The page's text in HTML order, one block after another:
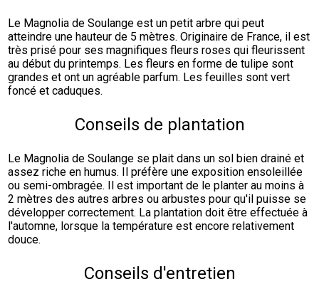
Le Magnolia de Soulange est un petit arbre qui peut
atteindre une hauteur de 5 mètres. Originaire de France, il est
très prisé pour ses magnifiques fleurs roses qui fleurissent
au début du printemps. Les fleurs en forme de tulipe sont
grandes et ont un agréable parfum. Les feuilles sont vert
foncé et caduques.
Conseils de plantation
Le Magnolia de Soulange se plait dans un sol bien drainé et
assez riche en humus. Il préfère une exposition ensoleillée
ou semi-ombragée. Il est important de le planter au moins à
2 mètres des autres arbres ou arbustes pour qu'il puisse se
développer correctement. La plantation doit être effectuée à
l'automne, lorsque la température est encore relativement
douce.
Conseils d'entretien